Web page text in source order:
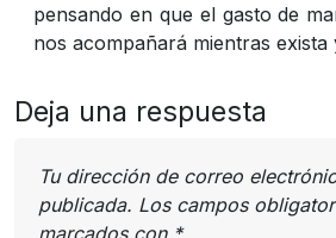
pensando en que el gasto de
nos acompañará mientras exista
Deja una respuesta
Tu dirección de correo
publicada. Los campos